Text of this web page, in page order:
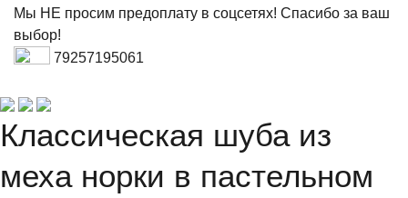
Мы НЕ просим предоплату в соцсетях! Спасибо за ваш
выбор!
79257195061
Классическая шуба из
меха норки в пастельном